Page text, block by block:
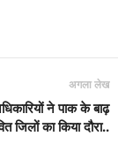
अगला लेख
ने पाक के बाढ़
जिलों का किया दौरा..